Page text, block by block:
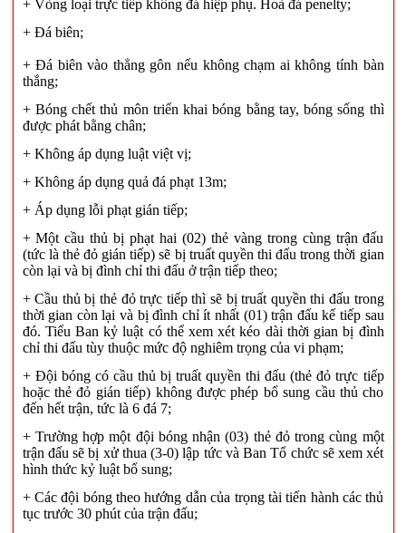
+ Vòng loại trực tiếp không đá hiệp phụ. Hoà đá penelty;
+ Đá biên;
+ Đá biên vào thẳng gôn nếu không chạm ai không tính bàn
thắng;
+ Bóng chết thủ môn triển khai bóng bằng tay, bóng sống thì
được phát bằng chân;
+ Không áp dụng luật việt vị;
+ Không áp dụng quả đá phạt 13m;
+ Áp dụng lỗi phạt gián tiếp;
+ Một cầu thủ bị phạt hai (02) thẻ vàng trong cùng trận đấu
(tức là thẻ đỏ gián tiếp) sẽ bị truất quyền thi đấu trong thời gian
còn lại và bị đình chỉ thi đấu ở trận tiếp theo;
+ Cầu thủ bị thẻ đỏ trực tiếp thì sẽ bị truất quyền thi đấu trong
thời gian còn lại và bị đình chỉ ít nhất (01) trận đấu kế tiếp sau
đó. Tiểu Ban kỷ luật có thể xem xét kéo dài thời gian bị đình
chỉ thi đấu tùy thuộc mức độ nghiêm trọng của vi phạm;
+ Đội bóng có cầu thủ bị truất quyền thi đấu (thẻ đỏ trực tiếp
hoặc thẻ đỏ gián tiếp) không được phép bổ sung cầu thủ cho
đến hết trận, tức là 6 đá 7;
+ Trường hợp một đội bóng nhận (03) thẻ đỏ trong cùng một
trận đấu sẽ bị xử thua (3-0) lập tức và Ban Tổ chức sẽ xem xét
hình thức kỷ luật bổ sung;
+ Các đội bóng theo hướng dẫn của trọng tài tiến hành các thủ
tục trước 30 phút của trận đấu;